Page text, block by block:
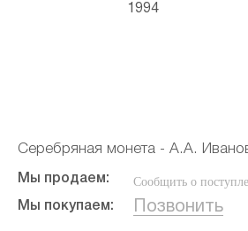
Серебряная монета - А.А.
Мы продаем: Сообщить о
Мы покупаем: Позвонить